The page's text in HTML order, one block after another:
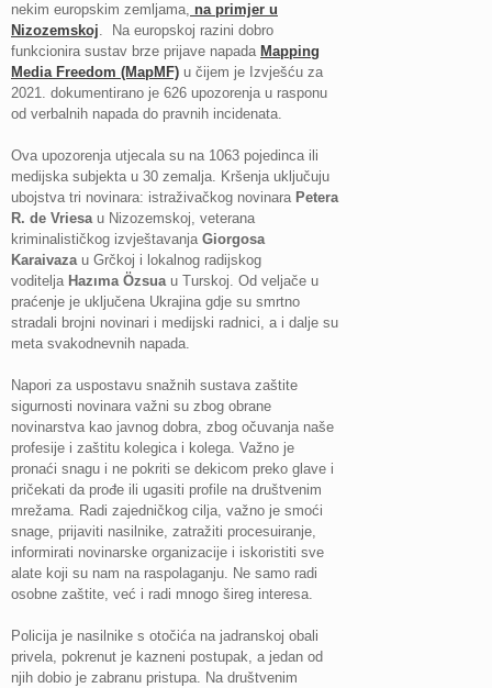
nekim europskim zemljama, na primjer u
Nizozemskoj. Na europskoj razini dobro
funkcionira sustav brze prijave napada Mapping
Media Freedom (MapMF) u čijem je Izvješću za
2021. dokumentirano je 626 upozorenja u rasponu
od verbalnih napada do pravnih incidenata.
Ova upozorenja utjecala su na 1063 pojedinca ili
medijska subjekta u 30 zemalja. Kršenja uključuju
ubojstva tri novinara: istraživačkog novinara Petera
R. de Vriesau Nizozemskoj, veterana
kriminalističkog izvještavanja Giorgosa
Karaivazau Grčkoj i lokalnog radijskog
voditelja Hazıma Özsuau Turskoj. Od veljače u
praćenje je uključena Ukrajina gdje su smrtno
stradali brojni novinari i medijski radnici, a i dalje su
meta svakodnevnih napada.
Napori za uspostavu snažnih sustava zaštite
sigurnosti novinara važni su zbog obrane
novinarstva kao javnog dobra, zbog očuvanja naše
profesije i zaštitu kolegica i kolega. Važno je
pronaći snagu i ne pokriti se dekicom preko glave i
pričekati da prođe ili ugasiti profile na društvenim
mrežama. Radi zajedničkog cilja, važno je smoći
snage, prijaviti nasilnike, zatražiti procesuiranje,
informirati novinarske organizacije i iskoristiti sve
alate koji su nam na raspolaganju. Ne samo radi
osobne zaštite, već i radi mnogo šireg interesa.
Policija je nasilnike s otočića na jadranskoj obali
privela, pokrenut je kazneni postupak, a jedan od
njih dobio je zabranu pristupa. Na društvenim